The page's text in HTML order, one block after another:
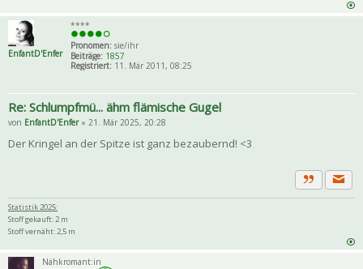
EnfantD'Enfer
****
Pronomen: sie/ihr
Beiträge: 1857
Registriert: 11. Mär 2011, 08:25
Re: Schlumpfmü... ähm flämische Gugel
von EnfantD'Enfer» 21. Mär 2025, 20:28
Der Kringel an der Spitze ist ganz bezaubernd! <3
Zitat
Statistik 2025:
Stoff gekauft: 2 m
Stoff vernäht: 2,5 m
Nähkromant:in